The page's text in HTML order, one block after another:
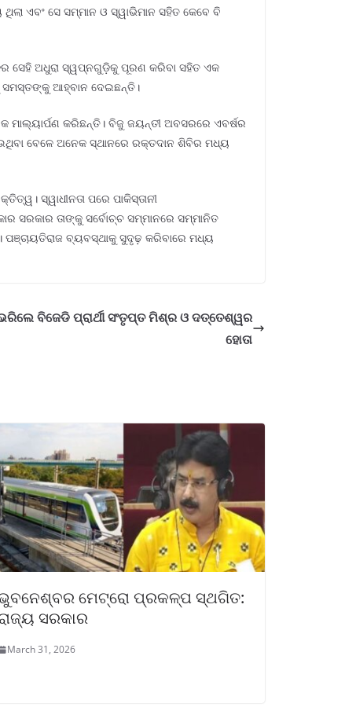
ଏବଂ ସେ ସମ୍ମାନ ଓ ସ୍ୱାଭିମାନ ସହିତ କେବେ ବି
ସେହି ଅଧୁରା ସ୍ୱପ୍ନଗୁଡ଼ିକୁ ପୂରଣ କରିବା ସହିତ ଏକ
ସମସ୍ତଙ୍କୁ ଆହ୍ବାନ ଦେଇଛନ୍ତି।
ମାଲ୍ୟାର୍ପଣ କରିଛନ୍ତି। ବିଜୁ ଜୟନ୍ତୀ ଅବସରରେ ଏବର୍ଷର
ବେଳେ ଅନେକ ସ୍ଥାନରେ ରକ୍ତଦାନ ଶିବିର ମଧ୍ୟ
ସ୍ୱାଧୀନତା ପରେ ପାକିସ୍ତାନୀ
ସରକାର ତାଙ୍କୁ ସର୍ବୋଚ୍ଚ ସମ୍ମାନରେ ସମ୍ମାନିତ
ବ୍ୟବସ୍ଥାକୁ ସୁଦୃଢ଼ କରିବାରେ ମଧ୍ୟ
ଭରିଲେ ବିଜେଡି ପ୍ରାର୍ଥୀ ସଂତୃପ୍ତ ମିଶ୍ର ଓ ଦତ୍ତେଶ୍ୱର
ହୋତା
ମେଟ୍ରୋ ପ୍ରକଳ୍ପ ସ୍ଥଗିତ:
ସରକାର
March 31, 2026